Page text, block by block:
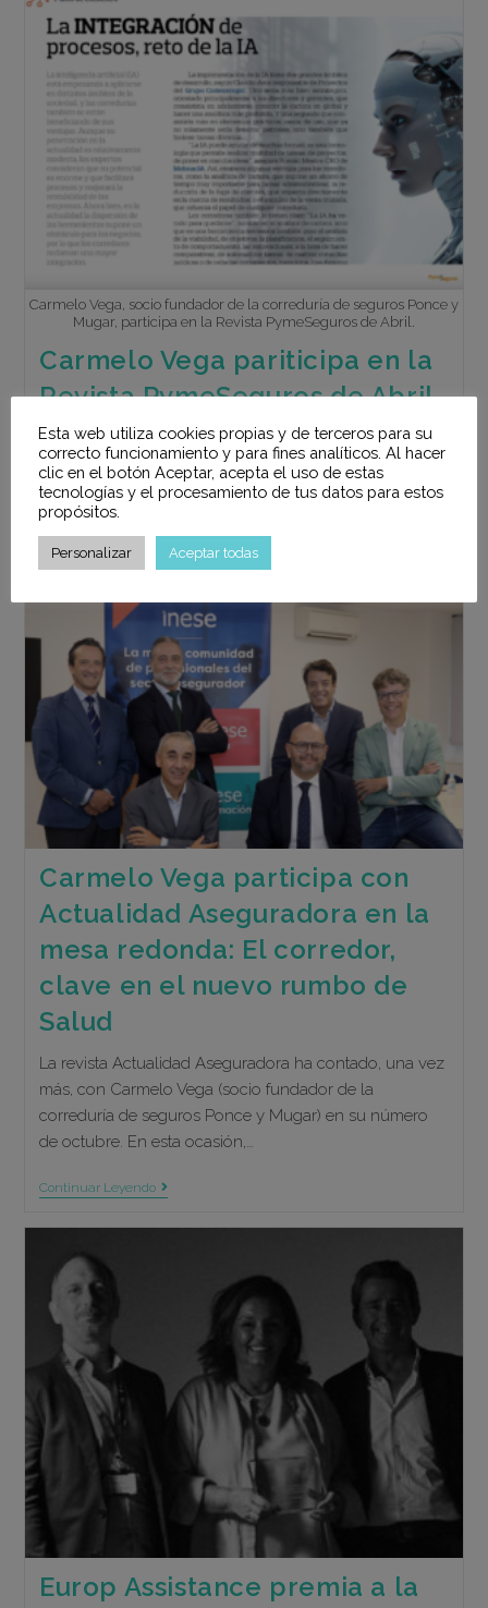
La
Revista
Colegio
Mediadores
Seguros
De
Madrid
De
Junio
Carmelo Vega, socio fundador de la correduría de seguros Ponce y
Mugar, participa en la Revista PymeSeguros de Abril.
Carmelo Vega pariticipa en la
Revista PymeSeguros de Abril
La revista PymeSeguros ha contado, una vez más, con
Carmelo Vega (socio fundador de la correduría de
seguros Ponce y Mugar) en su número de abril. En esta
ocasión, ha…
Continuar Leyendo
Carmelo
En
La
Revista
PymeSeguros
De
Abril
Carmelo Vega participa con
Actualidad Aseguradora en la
mesa redonda: El corredor,
clave en el nuevo rumbo de
Salud
La revista Actualidad Aseguradora ha contado, una vez
más, con Carmelo Vega (socio fundador de la
correduría de seguros Ponce y Mugar) en su número
de octubre. En esta ocasión,…
Continuar LeyendoCarmelo
Redonda:
Corredor,
Clave
En
Nuevo
Rumbo
Europ Assistance premia a la
Esta web utiliza cookies propias y de terceros para su
correcto funcionamiento y para fines analíticos. Al hacer
clic en el botón Aceptar, acepta el uso de estas
tecnologías y el procesamiento de tus datos para estos
propósitos.
Personalizar Aceptar todas